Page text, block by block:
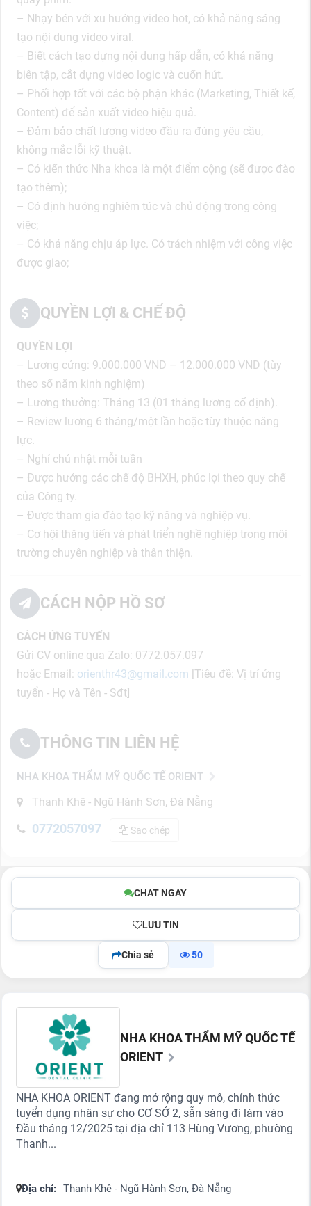
– Nhạy bén với xu hướng video hot, có khả năng sáng
tạo nội dung video viral.
– Biết cách tạo dựng nội dung hấp dẫn, có khả năng
biên tập, cắt dựng video logic và cuốn hút.
– Phối hợp tốt với các bộ phận khác (Marketing, Thiết kế,
Content) để sản xuất video hiệu quả.
– Đảm bảo chất lượng video đầu ra đúng yêu cầu,
không mắc lỗi kỹ thuật.
– Có kiến thức Nha khoa là một điểm cộng (sẽ được đào
tạo thêm);
– Có định hướng nghiêm túc và chủ động trong công
việc;
– Có khả năng chịu áp lực. Có trách nhiệm với công việc
được giao;
QUYỀN LỢI & CHẾ ĐỘ
QUYỀN LỢI
– Lương cứng: 9.000.000 VND – 12.000.000 VND (tùy
theo số năm kinh nghiệm)
– Lương thưởng: Tháng 13 (01 tháng lương cố định).
– Review lương 6 tháng/một lần hoặc tùy thuộc năng
lực.
– Nghỉ chủ nhật mỗi tuần
– Được hưởng các chế độ BHXH, phúc lợi theo quy chế
của Công ty.
– Được tham gia đào tạo kỹ năng và nghiệp vụ.
– Cơ hội thăng tiến và phát triển nghề nghiệp trong môi
trường chuyên nghiệp và thân thiện.
CÁCH NỘP HỒ SƠ
CÁCH ỨNG TUYỂN
Gửi CV online qua Zalo: 0772.057.097
hoặc Email: orienthr43@gmail.com [Tiêu đề: Vị trí ứng
tuyển - Họ và Tên - Sđt]
THÔNG TIN LIÊN HỆ
NHA KHOA THẨM MỸ QUỐC TẾ ORIENT
Thanh Khê - Ngũ Hành Sơn, Đà Nẵng
0772057097 Sao chép
CHAT NGAY
LƯU TIN
Chia sẻ 50
NHA KHOA THẨM MỸ QUỐC TẾ
ORIENT
NHA KHOA ORIENT đang mở rộng quy mô, chính thức
tuyển dụng nhân sự cho CƠ SỞ 2, sẵn sàng đi làm vào
Đầu tháng 12/2025 tại địa chỉ 113 Hùng Vương, phường
Thanh...
Địa chỉ: Thanh Khê - Ngũ Hành Sơn, Đà Nẵng